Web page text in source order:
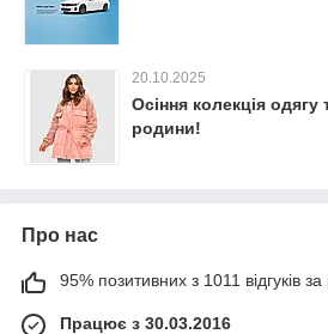
20.10.2025
Осіння колекція одягу
родини!
Про нас
95% позитивних з 1011 відгуків за
Працює з 30.03.2016